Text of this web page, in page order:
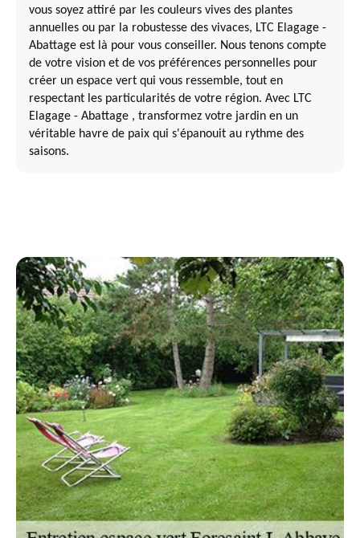
vous soyez attiré par les couleurs vives des plantes
annuelles ou par la robustesse des vivaces, LTC Elagage -
Abattage est là pour vous conseiller. Nous tenons compte
de votre vision et de vos préférences personnelles pour
créer un espace vert qui vous ressemble, tout en
respectant les particularités de votre région. Avec LTC
Elagage - Abattage , transformez votre jardin en un
véritable havre de paix qui s'épanouit au rythme des
saisons.